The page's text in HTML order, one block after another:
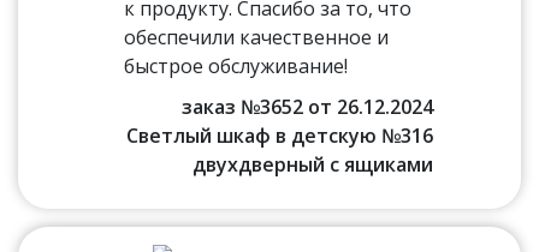
к продукту. Спасибо за то, что
обеспечили качественное и
быстрое обслуживание!
заказ №3652 от 26.12.2024
Светлый шкаф в детскую №316
двухдверный с ящиками